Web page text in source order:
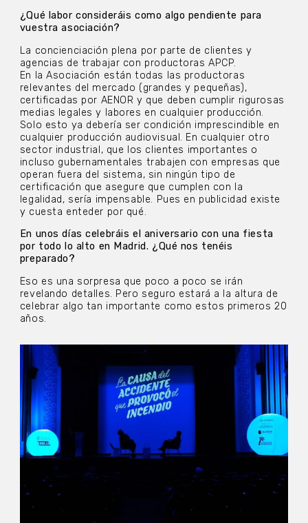
¿Qué labor consideráis como algo pendiente para
vuestra asociación?
La concienciación plena por parte de clientes y
agencias de trabajar con productoras APCP.
En la Asociación están todas las productoras
relevantes del mercado (grandes y pequeñas),
certificadas por AENOR y que deben cumplir rigurosas
medias legales y labores en cualquier producción.
Solo esto ya debería ser condición imprescindible en
cualquier producción audiovisual. En cualquier otro
sector industrial, que los clientes importantes o
incluso gubernamentales trabajen con empresas que
operan fuera del sistema, sin ningún tipo de
certificación que asegure que cumplen con la
legalidad, sería impensable. Pues en publicidad existe
y cuesta enteder por qué.
En unos días celebráis el aniversario con una fiesta
por todo lo alto en Madrid. ¿Qué nos tenéis
preparado?
Eso es una sorpresa que poco a poco se irán
revelando detalles. Pero seguro estará a la altura de
celebrar algo tan importante como estos primeros 20
años.